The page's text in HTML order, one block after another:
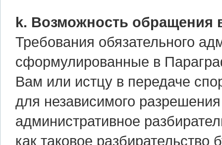
k. Возможность обращения
Требования обязательного
сформулированные в
Вам или истцу в передаче
для независимого
административное
как таковое разбирательство